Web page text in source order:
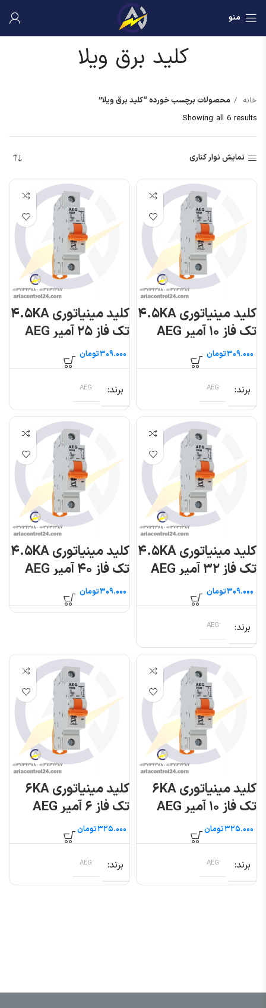
منو
کلید برق ویلا
خانه
محصولات برچسب خورده “کلید برق ویلا”
Showing all 6 results
نمایش نوار کناری
کلید مینیاتوری ۴.۵KA
تک فاز ۱۰ آمپر AEG
تومان
برند
کلید مینیاتوری ۴.۵KA
تک فاز ۲۵ آمپر AEG
تومان
برند
کلید مینیاتوری ۴.۵KA
تک فاز ۳۲ آمپر AEG
تومان
برند
کلید مینیاتوری ۴.۵KA
تک فاز ۴۰ آمپر AEG
تومان
کلید مینیاتوری ۶KA
تک فاز ۱۰ آمپر AEG
تومان
برند
کلید مینیاتوری ۶KA
تک فاز ۶ آمپر AEG
تومان
برند